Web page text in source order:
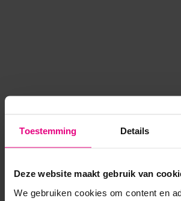
Toestemming Details
Deze website maakt gebruik van
We gebruiken cookies om content en